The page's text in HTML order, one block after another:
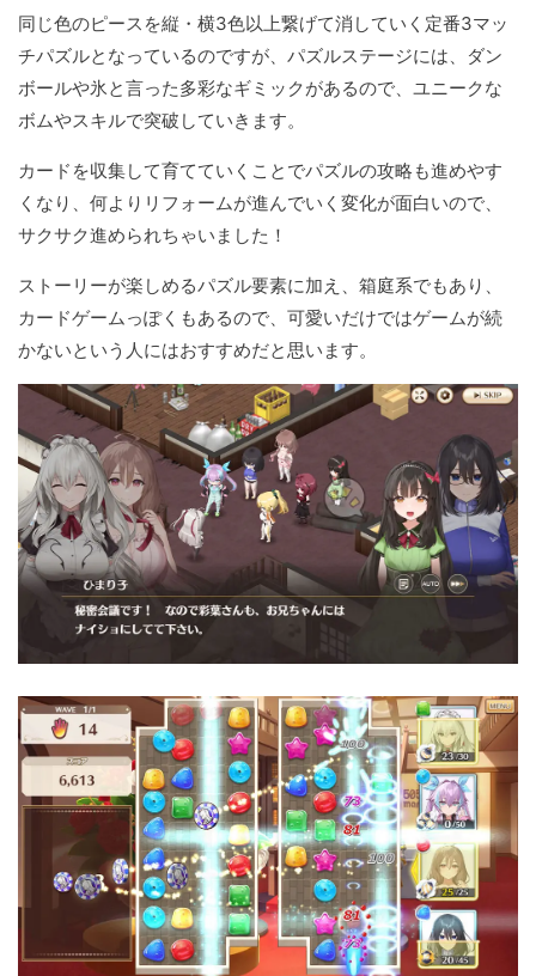
同じ色のピースを縦・横3色以上繋げて消していく定番3マッ
チパズルとなっているのですが、パズルステージには、ダン
ボールや氷と言った多彩なギミックがあるので、ユニークな
ボムやスキルで突破していきます。
カードを収集して育てていくことでパズルの攻略も進めやす
くなり、何よりリフォームが進んでいく変化が面白いので、
サクサク進められちゃいました！
ストーリーが楽しめるパズル要素に加え、箱庭系でもあり、
カードゲームっぽくもあるので、可愛いだけではゲームが続
かないという人にはおすすめだと思います。